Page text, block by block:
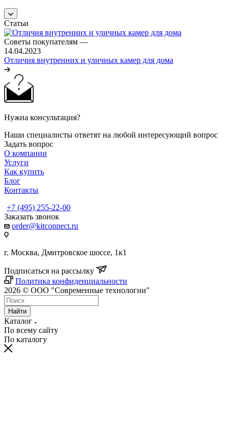
Статьи
Советы покупателям —
14.04.2023
Отличия внутренних и уличных камер для дома
Нужна консультация?
Наши специалисты ответят на любой интересующий вопрос
Задать вопрос
О компании
Услуги
Как купить
Блог
Контакты
+7 (495) 255-22-00
Заказать звонок
order@kitconnect.ru
г. Москва, Дмитровское шоссе, 1к1
Подписаться на рассылку
Политика конфиденциальности
2026 © ООО "Современные технологии"
Найти
Каталог
По всему сайту
По каталогу